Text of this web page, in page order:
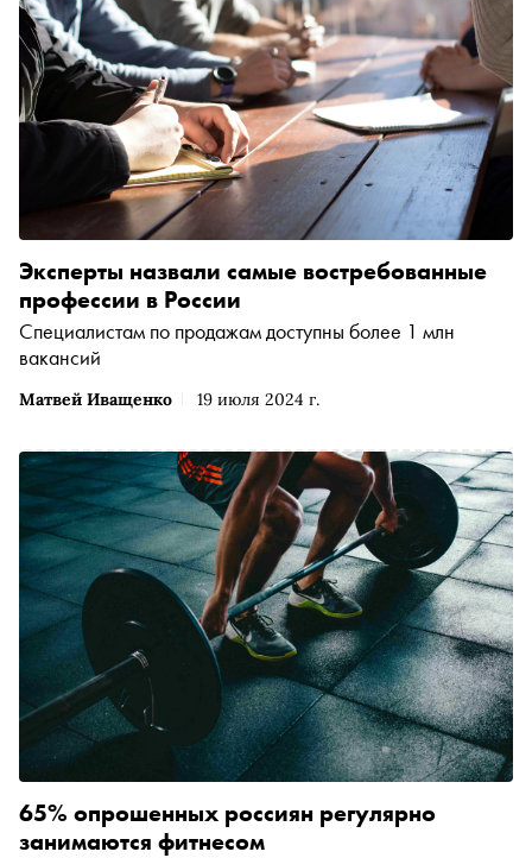
Матвей Иващенко 19 июля 2024 г.
Эксперты назвали самые востребованные
профессии в России
Специалистам по продажам доступны более 1 млн
вакансий
65% опрошенных россиян регулярно
занимаются фитнесом